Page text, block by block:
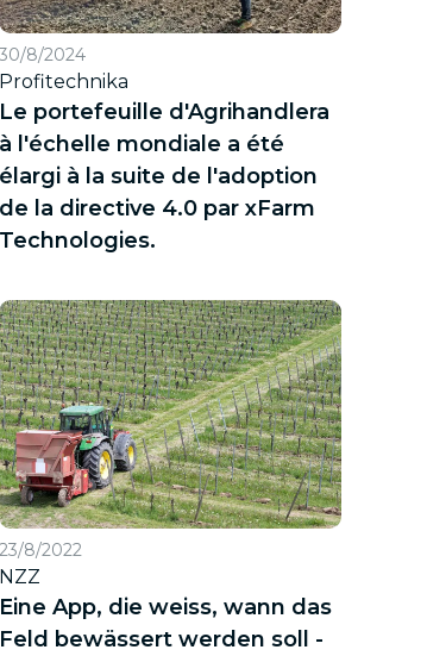
30/8/2024
Profitechnika
Le portefeuille d'Agrihandlera
à l'échelle mondiale a été
élargi à la suite de l'adoption
de la directive 4.0 par xFarm
Technologies.
23/8/2022
NZZ
Eine App, die weiss, wann das
Feld bewässert werden soll -